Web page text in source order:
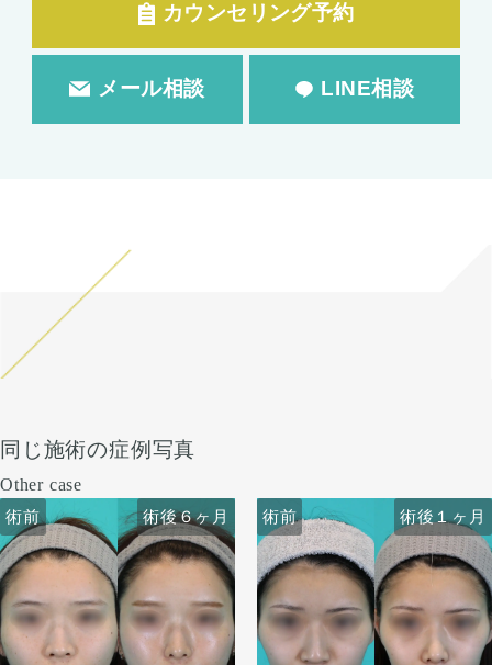
カウンセリング予約
メール相談 LINE相談
同じ施術の症例写真
Other case
術前 術後６ヶ月 術前 術後６ヶ月
術前 術前 術後１ヶ月